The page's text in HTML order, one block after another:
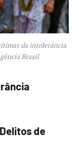
da intolerância
Brasil
de